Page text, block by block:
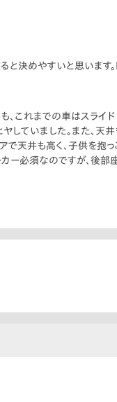
と決めやすいと思います
これまでの車はスライド
していました。また、天
天井も高く、子供を抱っ
ー必須なのですが、後部